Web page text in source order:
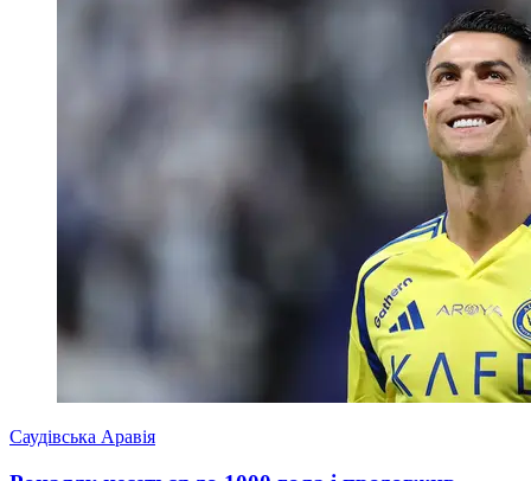
Саудівська Аравія